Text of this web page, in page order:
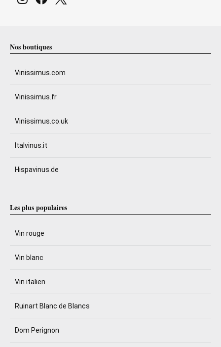
Nos boutiques
Vinissimus.com
Vinissimus.fr
Vinissimus.co.uk
Italvinus.it
Hispavinus.de
Les plus populaires
Vin rouge
Vin blanc
Vin italien
Ruinart Blanc de Blancs
Dom Perignon